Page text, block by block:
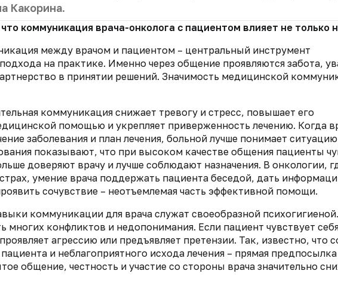
Какорина.
коммуникация врача-онколога с пациентом влияет не только
между врачом и пациентом – центральный инструмент
на практике. Именно через общение проявляются забота,
в принятии решений. Значимость медицинской
коммуникация снижает тревогу и стресс, повышает его
помощью и укрепляет приверженность лечению. Когда
заболевания и план лечения, больной лучше понимает
показывают, что при высоком качестве общения пациенты
доверяют врачу и лучше соблюдают назначения. В онкологии,
умение врача поддержать пациента беседой, дать
сочувствие – неотъемлемая часть эффективной помощи.
коммуникации для врача служат своеобразной
многих конфликтов и недопонимания. Если пациент чувствует
агрессию или предъявляет претензии. Так, известно, что
и неблагоприятного исхода лечения – прямая
общение, честность и участие со стороны врача значительно